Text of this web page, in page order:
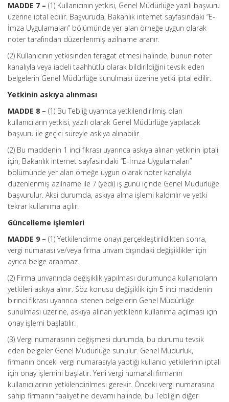
MADDE 7 – (1) Kullanıcının yetkisi, Genel Müdürlüğe yazılı başvuru
üzerine iptal edilir. Başvuruda, Bakanlık internet sayfasındaki “E-
İmza Uygulamaları” bölümünde yer alan örneğe uygun olarak
noter tarafından düzenlenmiş azilname aranır.
(2) Kullanıcının yetkisinden feragat etmesi halinde, bunun noter
kanalıyla veya iadeli taahhütlü olarak bildirildiğini tevsik eden
belgelerin Genel Müdürlüğe sunulması üzerine yetki iptal edilir.
Yetkinin askıya alınması
MADDE 8 – (1) Bu Tebliğ uyarınca yetkilendirilmiş olan
kullanıcıların yetkisi, yazılı olarak Genel Müdürlüğe yapılacak
başvuru ile geçici süreyle askıya alınabilir.
(2) Bu maddenin 1 inci fıkrası uyarınca askıya alınan yetkinin iptali
için, Bakanlık internet sayfasındaki “E-İmza Uygulamaları”
bölümünde yer alan örneğe uygun olarak noter kanalıyla
düzenlenmiş azilname ile 7 (yedi) iş günü içinde Genel Müdürlüğe
başvurulur. Aksi durumda, askıya alma işlemi kaldırılır ve yetki
tekrar kullanıma açılır.
Güncelleme işlemleri
MADDE 9 – (1) Yetkilendirme onayı gerçekleştirildikten sonra,
vergi numarası ve/veya firma unvanı dışındaki değişiklikler için
ayrıca belge aranmaz.
(2) Firma unvanında değişiklik yapılması durumunda kullanıcıların
yetkileri askıya alınır. Söz konusu değişiklik için 5 inci maddenin
birinci fıkrası uyarınca istenen belgelerin Genel Müdürlüğe
sunulması üzerine, askıya alınan yetkilerin kullanıma açılması için
onay işlemi başlatılır.
(3) Vergi numarasının değişmesi durumda, bu durumu tevsik
eden belgeler Genel Müdürlüğe sunulur. Genel Müdürlük,
firmanın önceki vergi numarasıyla yaptığı kullanıcı yetkilerinin iptali
için onay işlemini başlatır. Yeni vergi numaralı firmanın
kullanıcılarının yetkilendirilmesi gerekir. Önceki vergi numarasına
sahip firmanın faaliyetine devamı halinde, bu Tebliğin diğer